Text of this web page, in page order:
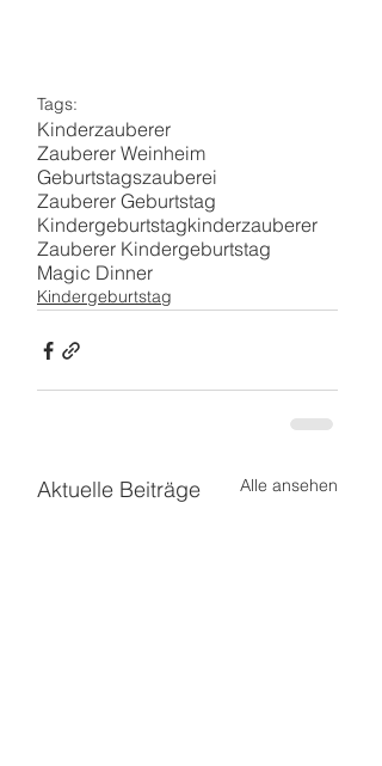
Tags:
Kinderzauberer
Zauberer Weinheim
Geburtstagszauberei
Zauberer Geburtstag
Kindergeburtstagkinderzauberer
Zauberer Kindergeburtstag
Magic Dinner
Kindergeburtstag
Aktuelle Beiträge Alle ansehen